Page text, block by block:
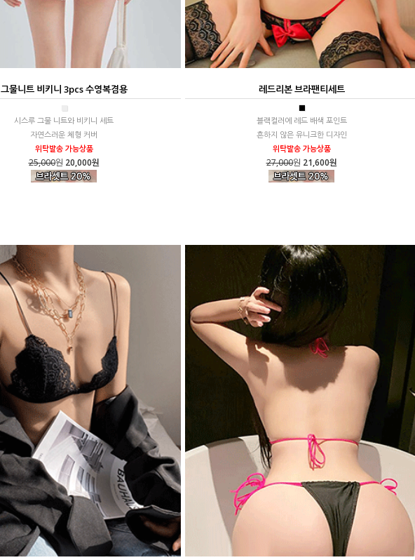
그물니트 비키니 3pcs 수영복겸용
■
시스루 그물 니트와 비키니 세트
자연스러운 체형 커버
위탁발송 가능상품
25,000원 20,000원
레드리본 브라팬티세트
■
블랙컬러에 레드 배색 포인트
흔하지 않은 유니크한 디자인
위탁발송 가능상품
27,000원 21,600원